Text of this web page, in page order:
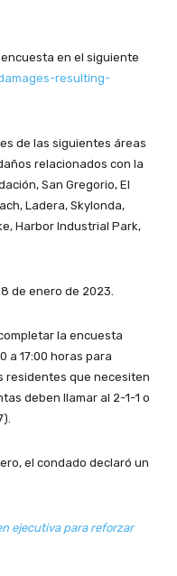
en el siguiente
resulting-
de las siguientes áreas
relacionados con la
San Gregorio, El
Ladera, Skylonda,
Harbor Industrial Park,
de enero de 2023.
la encuesta
a 17:00 horas para
residentes que necesiten
deben llamar al 2-1-1 o
el condado declaró un
ejecutiva para reforzar